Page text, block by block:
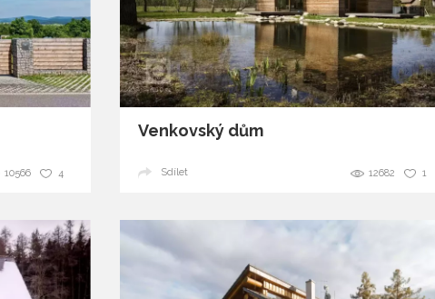
4
10566
Venkovský dům
1
12682
Sdílet